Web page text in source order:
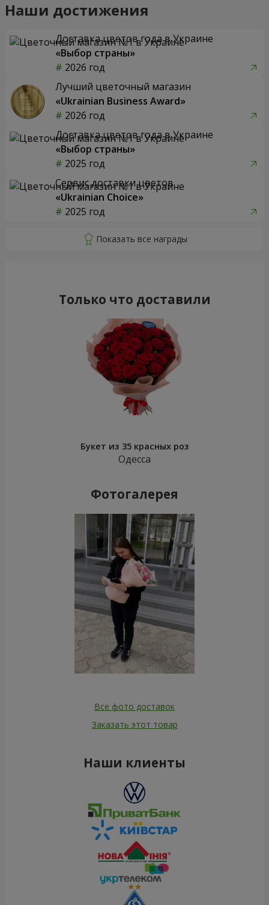
Наши достижения
Доставка цветов года в Украине
«Выбор страны»
2026 год
Лучший цветочный магазин
«Ukrainian Business Award»
2026 год
Доставка цветов года в Украине
«Выбор страны»
2025 год
Сервис доставки цветов
«Ukrainian Choice»
2025 год
Только что доставили
Букет из 35 красных роз
Одесса
Фотогалерея
Все фото доставок
Заказать этот товар
Наши клиенты